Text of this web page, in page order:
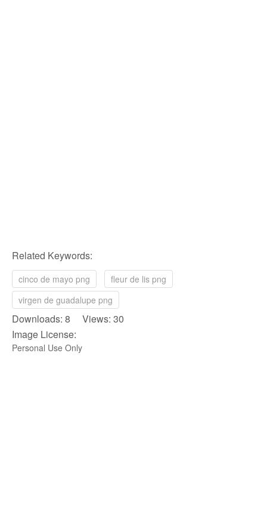
Related Keywords:
cinco de mayo png
fleur de lis png
virgen de guadalupe png
Downloads: 8 Views: 30
Image License:
Personal Use Only